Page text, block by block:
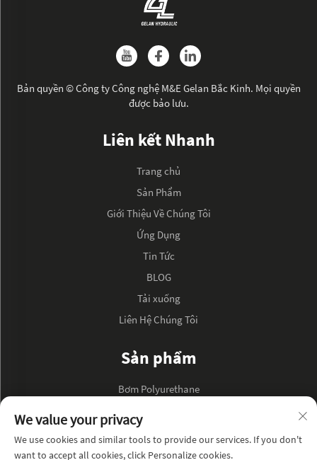
Bản quyền © Công ty Công nghệ M&E Gelan Bắc Kinh. Mọi quyền
được bảo lưu.
Liên kết Nhanh
Trang chủ
Sản Phẩm
Giới Thiệu Về Chúng Tôi
Ứng Dụng
Tin Tức
BLOG
Tải xuống
Liên Hệ Chúng Tôi
Sản phẩm
Bơm Polyurethane
VỀ CÔNG TY
We value your privacy
We use cookies and similar tools to provide our services. If you don't
want to accept all cookies, click Personalize cookies.